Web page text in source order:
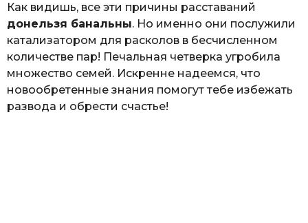
Как видишь, все эти причины расставаний
донельзя банальны. Но именно они послужили
катализатором для расколов в бесчисленном
количестве пар! Печальная четверка угробила
множество семей. Искренне надеемся, что
новообретенные знания помогут тебе избежать
развода и обрести счастье!